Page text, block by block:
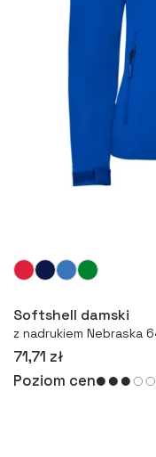
Softshell damski
z nadrukiem Nebraska
71,71 zł
Poziom cen